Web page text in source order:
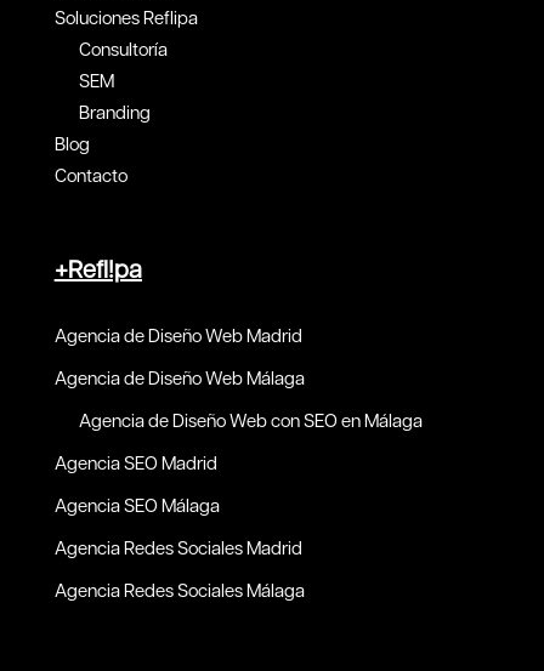
Soluciones Reflipa
Consultoría
SEM
Branding
Blog
Contacto
+Refl!pa
Agencia de Diseño Web Madrid
Agencia de Diseño Web Málaga
Agencia de Diseño Web con SEO en Málaga
Agencia SEO Madrid
Agencia SEO Málaga
Agencia Redes Sociales Madrid
Agencia Redes Sociales Málaga